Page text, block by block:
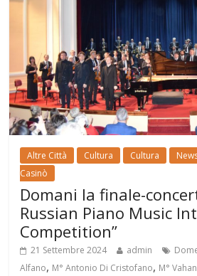
Altre Città Cultura Cultura
Casinò
Domani la finale-
Russian Piano Music
Competition”
21 Settembre 2024 admin
Alfano, M° Antonio Di Cristofano, M°